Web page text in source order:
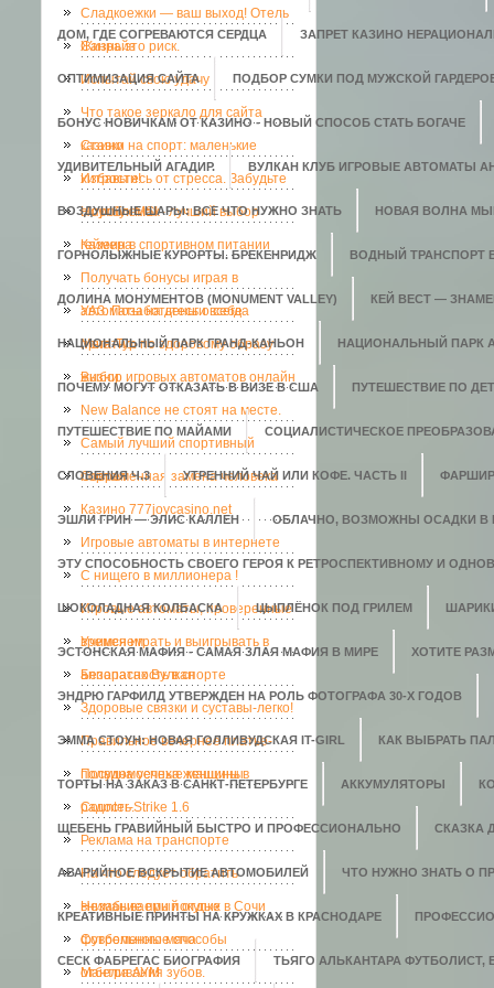
ДОМ, ГДЕ СОГРЕВАЮТСЯ СЕРДЦА ЗАПРЕТ КАЗИНО
ОПТИМИЗАЦИЯ САЙТА ПОДБОР СУМКИ ПОД МУЖСКОЙ
БОНУС НОВИЧКАМ ОТ КАЗИНО - НОВЫЙ СПОСОБ СТАТЬ БОГАЧЕ
УДИВИТЕЛЬНЫЙ АГАДИР. ВУЛКАН КЛУБ ИГРОВЫЕ АВТОМАТЫ
ВОЗДУШНЫЕ ШАРЫ: ВСЕ ЧТО НУЖНО ЗНАТЬ НОВАЯ ВОЛНА
ГОРНОЛЫЖНЫЕ КУРОРТЫ. БРЕКЕНРИДЖ ВОДНЫЙ ТРАНСПОРТ
ДОЛИНА МОНУМЕНТОВ (MONUMENT VALLEY) КЕЙ ВЕСТ —
НАЦИОНАЛЬНЫЙ ПАРК ГРАНД-КАНЬОН НАЦИОНАЛЬНЫЙ ПАРК
ПОЧЕМУ МОГУТ ОТКАЗАТЬ В ВИЗЕ В США ПУТЕШЕСТВИЕ ПО
ПУТЕШЕСТВИЕ ПО МАЙАМИ СОЦИАЛИСТИЧЕСКОЕ
СЛОВЕНИЯ Ч.3 УТРЕННИЙ ЧАЙ ИЛИ КОФЕ. ЧАСТЬ II
ЭШЛИ ГРИН — ЭЛИС КАЛЛЕН ОБЛАЧНО, ВОЗМОЖНЫ ОСАДКИ В
ЭТУ СПОСОБНОСТЬ СВОЕГО ГЕРОЯ К РЕТРОСПЕКТИВНОМУ И
ШОКОЛАДНАЯ КОЛБАСКА ЦЫПЛЁНОК ПОД ГРИЛЕМ
ЭСТОНСКАЯ МАФИЯ - САМАЯ ЗЛАЯ МАФИЯ В МИРЕ ХОТИТЕ
ЭНДРЮ ГАРФИЛД УТВЕРЖДЕН НА РОЛЬ ФОТОГРАФА 30-Х ГОДОВ
ЭММА СТОУН: НОВАЯ ГОЛЛИВУДСКАЯ IT-GIRL КАК ВЫБРАТЬ
ТОРТЫ НА ЗАКАЗ В САНКТ-ПЕТЕРБУРГЕ АККУМУЛЯТОРЫ
ЩЕБЕНЬ ГРАВИЙНЫЙ БЫСТРО И ПРОФЕССИОНАЛЬНО СКАЗКА
АВАРИЙНОЕ ВСКРЫТИЕ АВТОМОБИЛЕЙ ЧТО НУЖНО ЗНАТЬ О
КРЕАТИВНЫЕ ПРИНТЫ НА КРУЖКАХ В КРАСНОДАРЕ
СЕСК ФАБРЕГАС БИОГРАФИЯ ТЬЯГО АЛЬКАНТАРА ФУТБОЛИСТ,
Сладкоежки — ваш выход! Отель
Санрайз
Жизнь это риск.
Испытай свою удачу
Что такое зеркало для сайта
казино
Ставки на спорт: маленькие
хитрости!
Избавьтесь от стресса. Забудьте
о проблемах
Ноутбук MSI - лучший выбор
геймера
Казеин в спортивном питании
Получать бонусы играя в
автоматы на деньги всегда
приятно.
УАЗ. Позаботьтесь о себе
Мега-Тур по здоровому образу
жизни
Выбор игровых автоматов онлайн
New Balance не стоят на месте.
Самый лучший спортивный
портал
Современная замена человека
Казино 777joycasino.net
Игровые автоматы в интернете
C нищего в миллионера !
Игровые автоматы, проверенные
временем.
Учимся играть и выигрывать в
аппаратах Вулкан
Безопасность в спорте
Здоровые связки и суставы-легко!
Правильное вечернее платье-
полвина успеха женщины
Посудомоечные машины в
радость.
Counter-Strike 1.6
Реклама на транспорте
На что следует обратить
внимание при покупке
футбольного мяча
Незабываемый отдых в Сочи
Современные способы
отбеливания зубов.
Мантра АУМ